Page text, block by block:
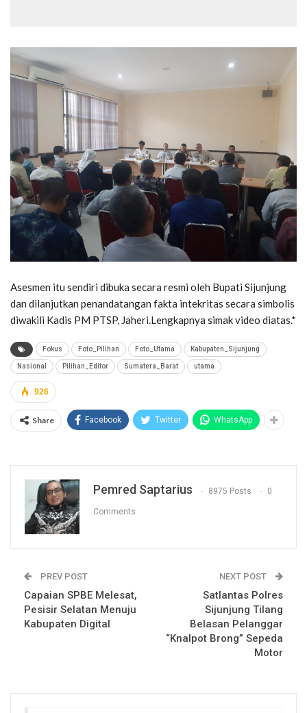
Asesmen itu sendiri dibuka secara resmi oleh Bupati Sijunjung
dan dilanjutkan penandatangan fakta intekritas secara simbolis
diwakili Kadis PM PTSP, Jaheri.Lengkapnya simak video diatas.*
Fokus Foto_Pilihan Foto_Utama Kabupaten_Sijunjung
Nasional Pilihan_Editor Sumatera_Barat utama
926
Share Facebook Twitter WhatsApp
Pemred Saptarius 8975 Posts 0
Comments
PREV POST
Capaian SPBE Melesat,
Pesisir Selatan Menuju
Kabupaten Digital
NEXT POST
Satlantas Polres
Sijunjung Tilang
Belasan Pelanggar
“Knalpot Brong” Sepeda
Motor